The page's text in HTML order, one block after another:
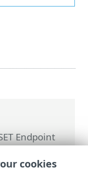
Endpoint
Endpoint
GPO o
cookies